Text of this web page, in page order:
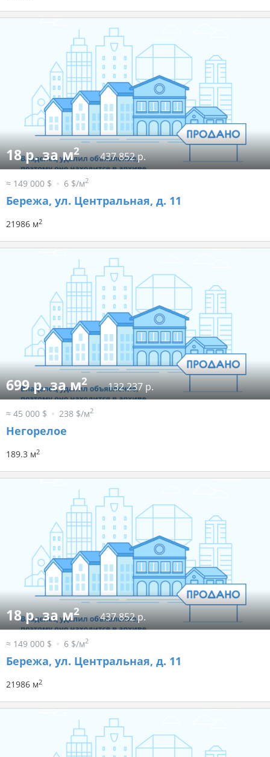
18 р. за м2 437 852 р.
≈ 149 000 $ 6 $/м2
Бережа, ул. Центральная, д. 11
21986 м2
699 р. за м2 132 237 р.
≈ 45 000 $ 238 $/м2
Негорелое
189.3 м2
18 р. за м2 437 852 р.
≈ 149 000 $ 6 $/м2
Бережа, ул. Центральная, д. 11
21986 м2